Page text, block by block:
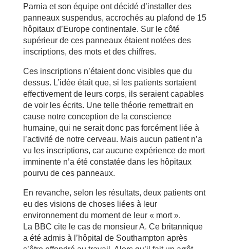
Parnia et son équipe ont décidé d’installer des
panneaux suspendus, accrochés au plafond de 15
hôpitaux d’Europe continentale. Sur le côté
supérieur de ces panneaux étaient notées des
inscriptions, des mots et des chiffres.
Ces inscriptions n’étaient donc visibles que du
dessus. L’idée était que, si les patients sortaient
effectivement de leurs corps, ils seraient capables
de voir les écrits. Une telle théorie remettrait en
cause notre conception de la conscience
humaine, qui ne serait donc pas forcément liée à
l’activité de notre cerveau. Mais aucun patient n’a
vu les inscriptions, car aucune expérience de mort
imminente n’a été constatée dans les hôpitaux
pourvu de ces panneaux.
En revanche, selon les résultats, deux patients ont
eu des visions de choses liées à leur
environnement du moment de leur « mort ».
La BBC cite le cas de monsieur A. Ce britannique
a été admis à l’hôpital de Southampton après